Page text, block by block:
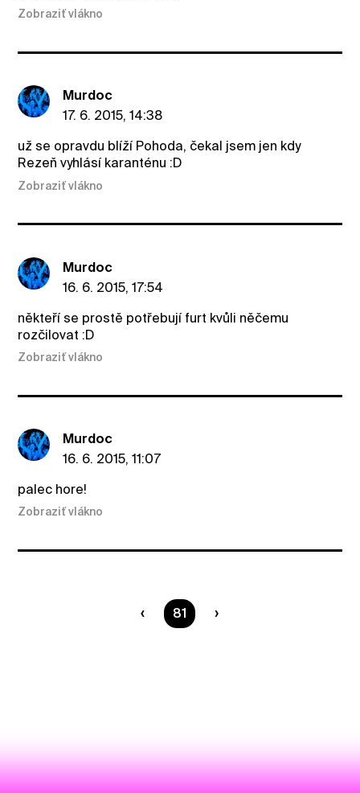
Zobraziť vlákno
Murdoc
17. 6. 2015, 14:38
už se opravdu blíží Pohoda, čekal jsem jen kdy
Rezeň vyhlásí karanténu :D
Zobraziť vlákno
Murdoc
16. 6. 2015, 17:54
někteří se prostě potřebují furt kvůli něčemu
rozčilovat :D
Zobraziť vlákno
Murdoc
16. 6. 2015, 11:07
palec hore!
Zobraziť vlákno
Ste na strane
81